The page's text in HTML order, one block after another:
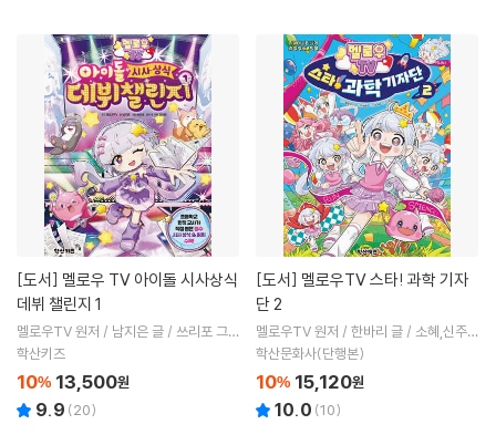
[도서]
데뷔 챌린지 1
멜로우TV 원저 / 남지은 글 / 쓰리포 그림
/ 표수현 감수
학산키즈
10% 13,500원
9.9 (20)
[도서]
단 2
멜로우TV 원저 / 한바리 글 / 소혜,신주연
그림
학산문화사(단행본)
10% 15,120원
10.0 (10)